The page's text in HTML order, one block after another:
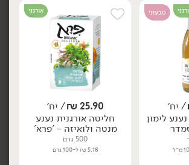
יח׳
/ יח׳
חליטה אורגנית GOOD
12.90
₪/ יח׳
תה ירוק אורגני בטעם יסמין
- 'תבואות'
37 גרם
34.86 ₪ ל-100 גרם
הוספה לסל
יח׳
טבעוני
/ יח׳
לימון
אורגני
25.90
₪/ יח׳
חליטה אורגנית נענע
מנטה ולואיזה - 'פרא'
500 גרם
5.18 ₪ ל-100 גרם